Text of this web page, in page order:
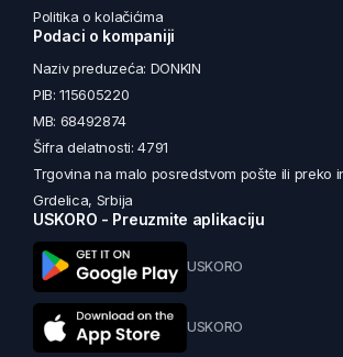
Politika o kolačićima
Podaci o kompaniji
Naziv preduzeća: DONKIN
PIB: 115605220
MB: 68492874
Šifra delatnosti: 4791
Trgovina na malo posredstvom pošte ili preko
Grdelica, Srbija
USKORO - Preuzmite aplikaciju
USKORO
USKORO